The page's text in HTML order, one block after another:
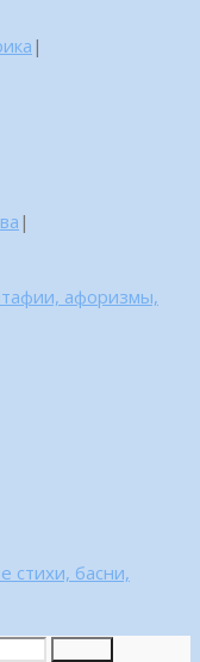
|
|
афоризмы,
стихи, басни,